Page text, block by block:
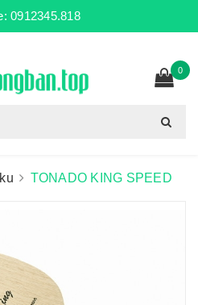
0912345.818
0
TONADO KING SPEED